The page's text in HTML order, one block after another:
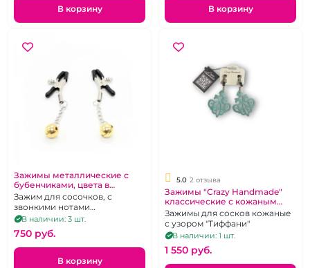
В корзину В корзину
Зажимы металлические с
бубенчиками, цвета в
ассортименте (фиолетовый,
желтый, зеленый)
Зажим для сосочков, с
звонкими нотами
удовольствия.
В наличии: 3 шт.
750 pуб.
В корзину
5.0 2 отзыва
Зажимы "Crazy Handmade"
классические с кожаным
резным узором тиффани
Зажимы для сосков кожаные
с узором "Тиффани"
В наличии: 1 шт.
1 550 pуб.